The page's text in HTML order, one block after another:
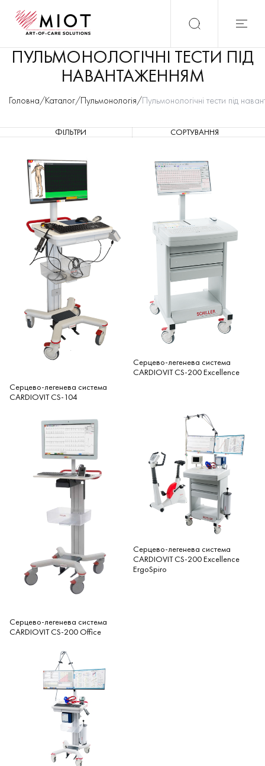
ПУЛЬМОНОЛОГІЧНІ ТЕСТИ ПІД
НАВАНТАЖЕННЯМ
Головна/Каталог/Пульмонологія/Пульмонологічні тести під
ФІЛЬТРИ СОРТУВАННЯ
Серцево-легенева система
CARDIOVIT CS-104
Серцево-легенева система
CARDIOVIT CS-200 Excellence
Серцево-легенева система
CARDIOVIT CS-200 Office
Серцево-легенева система
CARDIOVIT CS-200 Excellence
ErgoSpiro